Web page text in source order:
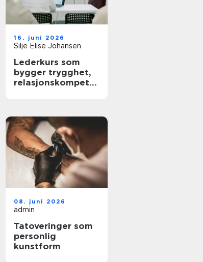
16. juni 2026
Silje Elise Johansen
Lederkurs som
bygger trygghet,
relasjonskompeta
08. juni 2026
admin
Tatoveringer som
personlig
kunstform